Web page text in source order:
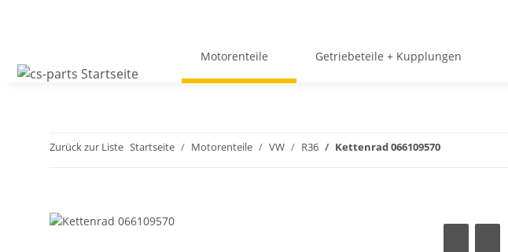
Motorenteile Getriebeteile + Kupplungen
Zurück zur Liste Startseite Motorenteile VW R36 Kettenrad 066109570